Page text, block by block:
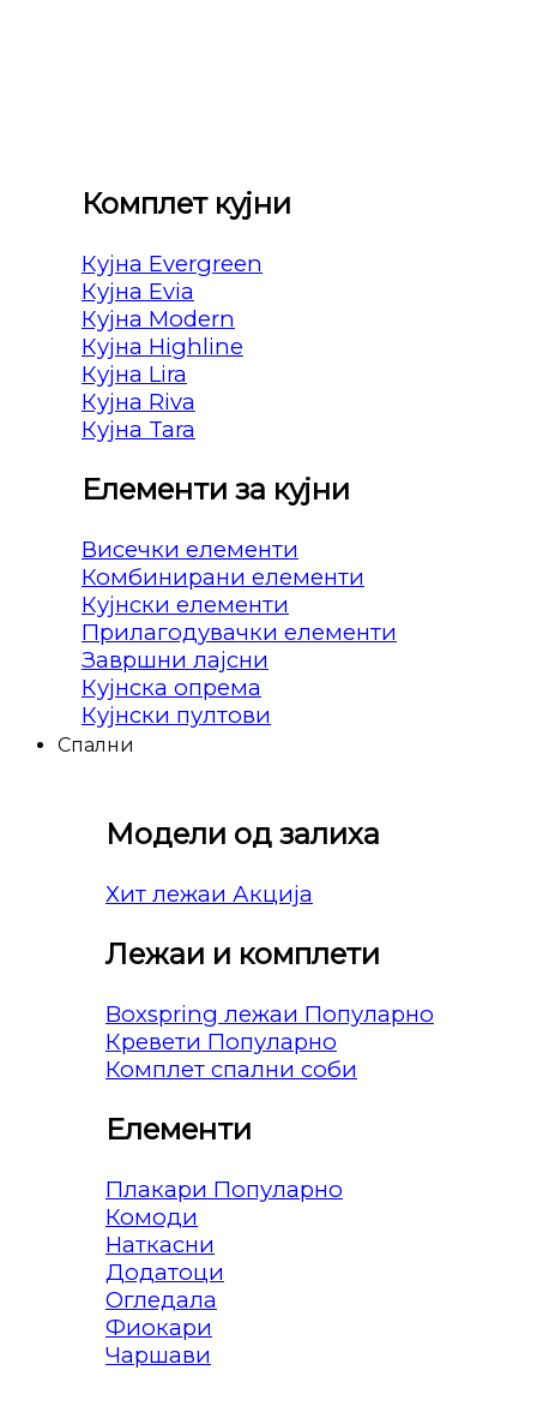
Комплет кујни
Кујна Evergreen
Кујна Evia
Кујна Modern
Кујна Highline
Кујна Lira
Кујна Riva
Кујна Tara
Елементи за кујни
Висечки елементи
Комбинирани елементи
Кујнски елементи
Прилагодувачки елементи
Завршни лајсни
Кујнска опрема
Кујнски пултови
Спални
Модели од залиха
Хит лежаи
Лежаи и комплети
Boxspring лежаи
Кревети
Комплет спални соби
Елементи
Плакари
Комоди
Наткасни
Додатоци
Огледала
Фиокари
Чаршави